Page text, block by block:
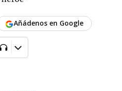
Añádenos en Google